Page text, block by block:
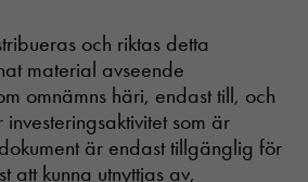
och riktas detta
material avseende
omnämns häri, endast till, och
som är
är endast tillgänglig för
att kunna utnyttjas av,
du nekar
dessa
cookies
kommer viss
funktionalitet
att försvinna
från
hemsidan.